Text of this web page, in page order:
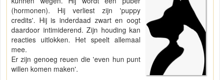
(hormonen). Hij verliest zijn 'puppy
credits'. Hij is inderdaad zwart en oogt
daardoor intimiderend. Zijn houding kan
reacties uitlokken. Het speelt allemaal
mee.
Er zijn genoeg reuen die 'even hun punt
willen komen maken'.